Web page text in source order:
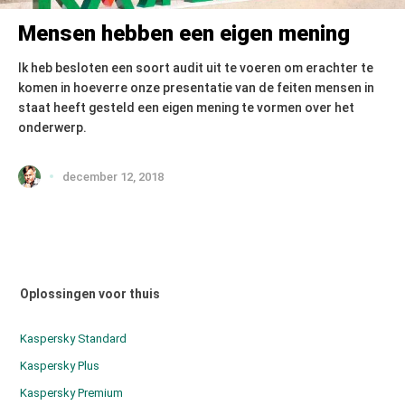
Mensen hebben een eigen mening
Ik heb besloten een soort audit uit te voeren om erachter te
komen in hoeverre onze presentatie van de feiten mensen in
staat heeft gesteld een eigen mening te vormen over het
onderwerp.
december 12, 2018
Oplossingen voor thuis
Kaspersky Standard
Kaspersky Plus
Kaspersky Premium